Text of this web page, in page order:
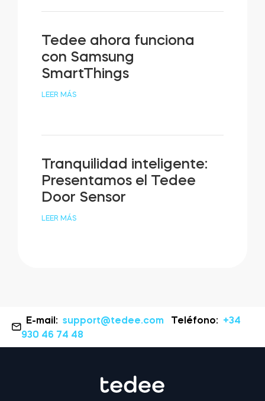
Tedee ahora funciona
con Samsung
SmartThings
LEER MÁS
Tranquilidad inteligente:
Presentamos el Tedee
Door Sensor
LEER MÁS
E-mail:support@tedee.com Teléfono: +34
930 46 74 48